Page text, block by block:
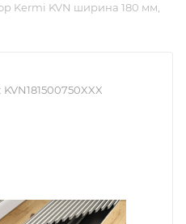
Kermi KVN ширина 180 мм,
KVN181500750XXX